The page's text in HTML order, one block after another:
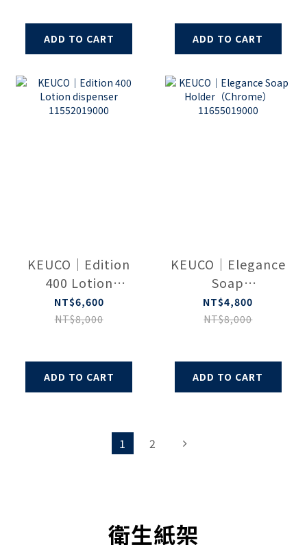
ADD TO CART ADD TO CART
KEUCO｜Edition
400 Lotion
dispenser
11552019000
NT$6,600
NT$8,000
ADD TO CART
KEUCO｜Elegance
Soap
Holder（Chrome）
11655019000
NT$4,800
NT$8,000
ADD TO CART
1 2
衛生紙架